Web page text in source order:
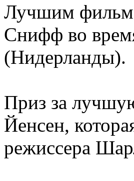
Лучшим
Снифф во
(Нидерланды).
Приз за
Йенсен,
режиссера